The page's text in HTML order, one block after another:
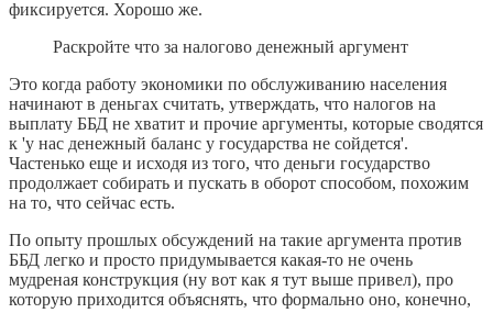
фиксируется. Хорошо же.
Раскройте что за налогово денежный аргумент
Это когда работу экономики по обслуживанию населения
начинают в деньгах считать, утверждать, что налогов на
выплату ББД не хватит и прочие аргументы, которые сводятся
к 'у нас денежный баланс у государства не сойдется'.
Частенько еще и исходя из того, что деньги государство
продолжает собирать и пускать в оборот способом, похожим
на то, что сейчас есть.
По опыту прошлых обсуждений на такие аргумента против
ББД легко и просто придумывается какая-то не очень
мудреная конструкция (ну вот как я тут выше привел), про
которую приходится объяснять, что формально оно, конечно,